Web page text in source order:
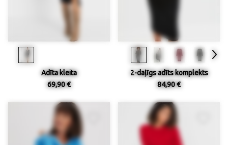
Adīta kleita
69,90 €
2-daļīgs adīts komplekts
84,90 €